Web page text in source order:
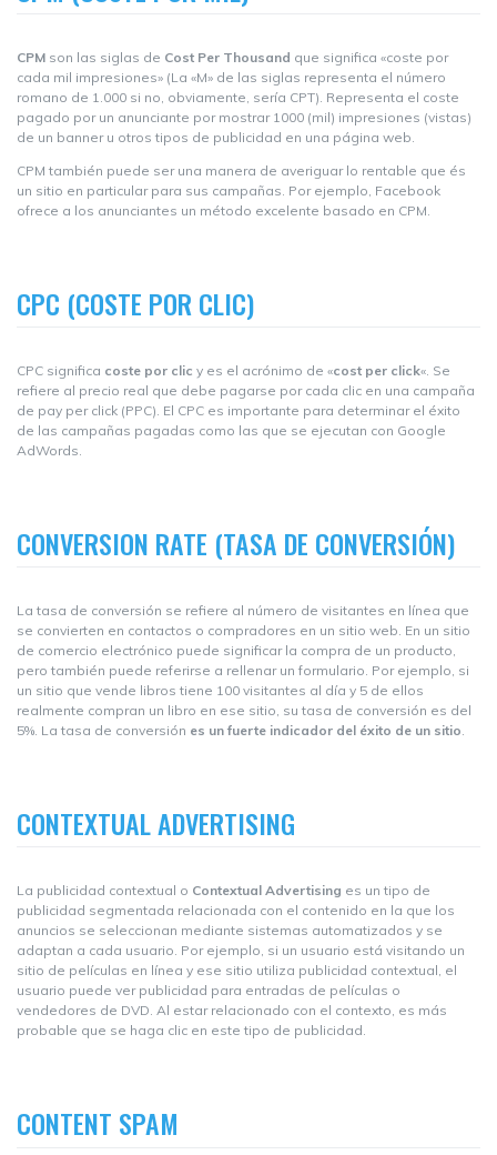
CPM son las siglas de Cost Per Thousand que significa «coste por
cada mil impresiones» (La «M» de las siglas representa el número
romano de 1.000 si no, obviamente, sería CPT). Representa el coste
pagado por un anunciante por mostrar 1000 (mil) impresiones (vistas)
de un banner u otros tipos de publicidad en una página web.
CPM también puede ser una manera de averiguar lo rentable que és
un sitio en particular para sus campañas. Por ejemplo, Facebook
ofrece a los anunciantes un método excelente basado en CPM.
CPC (COSTE POR CLIC)
CPC significa coste por clic y es el acrónimo de «cost per click«. Se
refiere al precio real que debe pagarse por cada clic en una campaña
de pay per click (PPC). El CPC es importante para determinar el éxito
de las campañas pagadas como las que se ejecutan con Google
AdWords.
CONVERSION RATE (TASA DE CONVERSIÓN)
La tasa de conversión se refiere al número de visitantes en línea que
se convierten en contactos o compradores en un sitio web. En un sitio
de comercio electrónico puede significar la compra de un producto,
pero también puede referirse a rellenar un formulario. Por ejemplo, si
un sitio que vende libros tiene 100 visitantes al día y 5 de ellos
realmente compran un libro en ese sitio, su tasa de conversión es del
5%. La tasa de conversión es un fuerte indicador del éxito de un sitio.
CONTEXTUAL ADVERTISING
La publicidad contextual o Contextual Advertising es un tipo de
publicidad segmentada relacionada con el contenido en la que los
anuncios se seleccionan mediante sistemas automatizados y se
adaptan a cada usuario. Por ejemplo, si un usuario está visitando un
sitio de películas en línea y ese sitio utiliza publicidad contextual, el
usuario puede ver publicidad para entradas de películas o
vendedores de DVD. Al estar relacionado con el contexto, es más
probable que se haga clic en este tipo de publicidad.
CONTENT SPAM